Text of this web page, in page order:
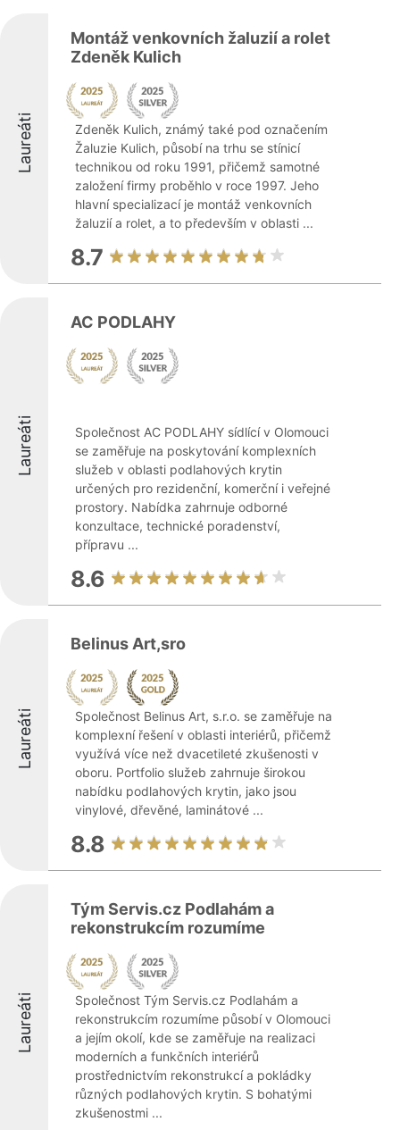
Laureáti
Montáž venkovních žaluzií a rolet
Zdeněk Kulich
Zdeněk Kulich, známý také pod označením
Žaluzie Kulich, působí na trhu se stínicí
technikou od roku 1991, přičemž samotné
založení firmy proběhlo v roce 1997. Jeho
hlavní specializací je montáž venkovních
žaluzií a rolet, a to především v oblasti ...
8.7
Laureáti
AC PODLAHY
Společnost AC PODLAHY sídlící v Olomouci
se zaměřuje na poskytování komplexních
služeb v oblasti podlahových krytin
určených pro rezidenční, komerční i veřejné
prostory. Nabídka zahrnuje odborné
konzultace, technické poradenství,
přípravu ...
8.6
Laureáti
Belinus Art,sro
Společnost Belinus Art, s.r.o. se zaměřuje na
komplexní řešení v oblasti interiérů, přičemž
využívá více než dvacetileté zkušenosti v
oboru. Portfolio služeb zahrnuje širokou
nabídku podlahových krytin, jako jsou
vinylové, dřevěné, laminátové ...
8.8
Laureáti
Tým Servis.cz Podlahám a
rekonstrukcím rozumíme
Společnost Tým Servis.cz Podlahám a
rekonstrukcím rozumíme působí v Olomouci
a jejím okolí, kde se zaměřuje na realizaci
moderních a funkčních interiérů
prostřednictvím rekonstrukcí a pokládky
různých podlahových krytin. S bohatými
zkušenostmi ...